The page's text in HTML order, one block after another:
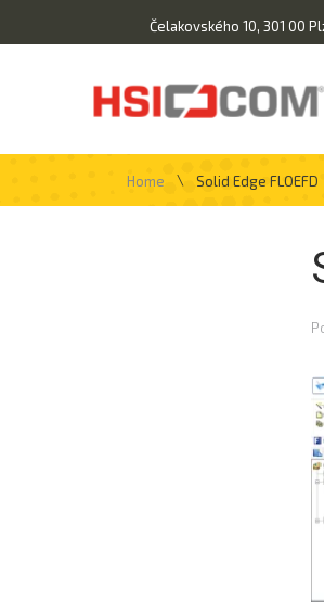
Čelakovského 10, 301 00
Home \ Solid Edge FLOEFD